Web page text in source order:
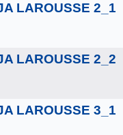
LAROUSSE 2_1
LAROUSSE 2_2
LAROUSSE 3_1